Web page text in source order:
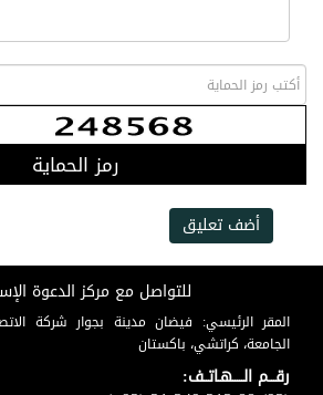
رمز الحماية
أضف تعليق
للتواصل مع مركز الدعوة
المقر الرئيسي: فيضان مدينة بجوار شركة
الجامعة، كراتشي، باكستان
رقـــم الـــــهـاتــف: